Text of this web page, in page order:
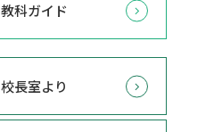
教科ガイド
校長室より